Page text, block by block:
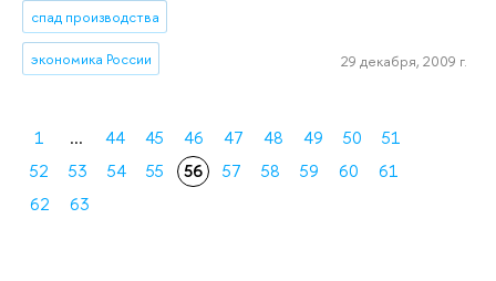
спад производства
экономика России 29 декабря, 2009 г.
1 ... 44 45 46 47 48 49 50
51
52
53 54 55 56 57 58 59 60
61
62
63